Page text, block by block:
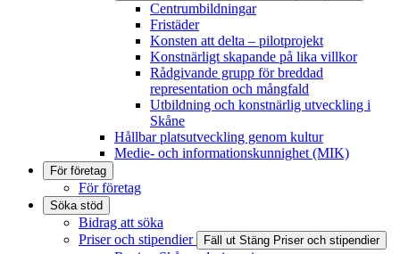
Centrumbildningar
Fristäder
Konsten att delta – pilotprojekt
Konstnärligt skapande på lika villkor
Rådgivande grupp för breddad
representation och mångfald
Utbildning och konstnärlig utveckling i
Skåne
Hållbar platsutveckling genom kultur
Medie- och informationskunnighet (MIK)
För företag
För företag
Söka stöd
Bidrag att söka
Priser och stipendier
Fäll ut Stäng Priser och stipendier